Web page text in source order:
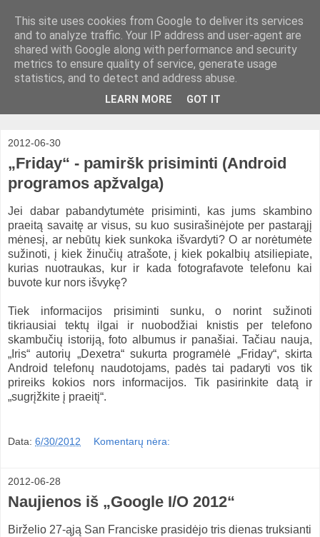
2012-06-30
„Friday“ - pamiršk prisiminti (Android
programos apžvalga)
Jei dabar pabandytumėte prisiminti, kas jums skambino
praeitą savaitę ar visus, su kuo susirašinėjote per pastarąjį
mėnesį, ar nebūtų kiek sunkoka išvardyti? O ar norėtumėte
sužinoti, į kiek žinučių atrašote, į kiek pokalbių atsiliepiate,
kurias nuotraukas, kur ir kada fotografavote telefonu kai
buvote kur nors išvykę?
Tiek informacijos prisiminti sunku, o norint sužinoti
tikriausiai tektų ilgai ir nuobodžiai knistis per telefono
skambučių istoriją, foto albumus ir panašiai. Tačiau nauja,
„Iris“ autorių „Dexetra“ sukurta programėlė „Friday“, skirta
Android telefonų naudotojams, padės tai padaryti vos tik
prireiks kokios nors informacijos. Tik pasirinkite datą ir
„sugrįžkite į praeitį“.
Data: 6/30/2012 Komentarų nėra:
2012-06-28
Naujienos iš „Google I/O 2012“
Birželio 27-ąją San Franciske prasidėjo tris dienas truksianti
This site uses cookies from Google to deliver its services
and to analyze traffic. Your IP address and user-agent are
shared with Google along with performance and security
metrics to ensure quality of service, generate usage
statistics, and to detect and address abuse.
LEARN MORE GOT IT